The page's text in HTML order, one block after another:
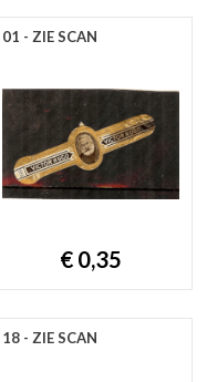
01 - ZIE SCAN
€ 0,35
18 - ZIE SCAN